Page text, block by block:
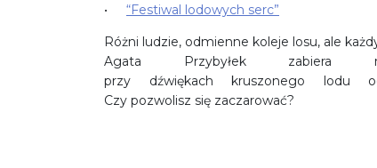
“Festiwal lodowych serc”
Różni ludzie, odmienne koleje losu, ale
Agata Przybyłek
przy dźwiękach kruszonego lodu
Czy pozwolisz się zaczarować?